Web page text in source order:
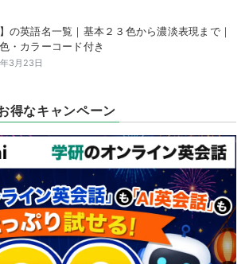
】の英語名一覧｜基本２３色から濃淡表現まで｜
・カラーコード付き
3月23日
得なキャンペーン